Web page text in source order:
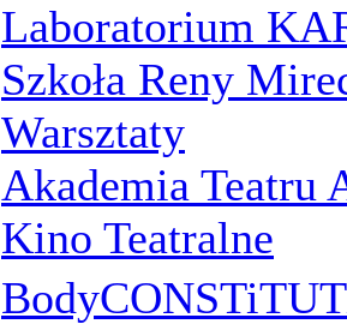
Laboratorium
Szkoła Reny
Warsztaty
Akademia Teatru
Kino Teatralne